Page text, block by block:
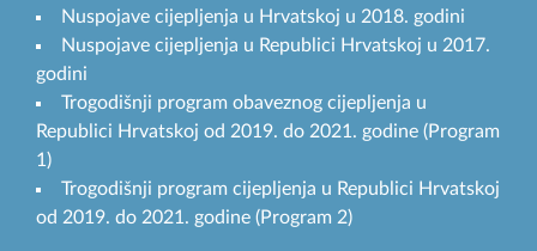
Nuspojave cijepljenja u Hrvatskoj u 2018. godini
Nuspojave cijepljenja u Republici Hrvatskoj u 2017.
godini
Trogodišnji program obaveznog cijepljenja u
Republici Hrvatskoj od 2019. do 2021. godine (Program
1)
Trogodišnji program cijepljenja u Republici Hrvatskoj
od 2019. do 2021. godine (Program 2)